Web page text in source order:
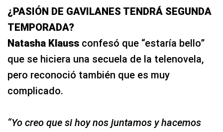
¿PASIÓN DE GAVILANES TENDRÁ SEGUNDA
TEMPORADA?
Natasha Klauss confesó que “estaría bello”
que se hiciera una secuela de la telenovela,
pero reconoció también que es muy
complicado.
“Yo creo que si hoy nos juntamos y hacemos